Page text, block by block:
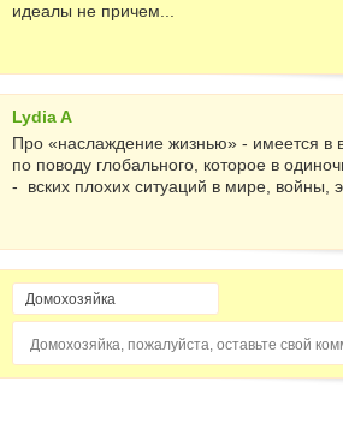
идеалы не причем...
Lydia A
Про «наслаждение жизнью» - имеется в
по поводу глобального, которое в
- вских плохих ситуаций в мире, войны,
Домохозяйка, пожалуйста, оставьте свой